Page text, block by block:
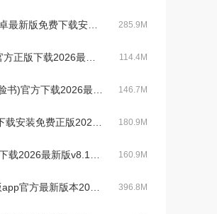
285.9M
114.4M
146.7M
180.9M
160.9M
396.8M